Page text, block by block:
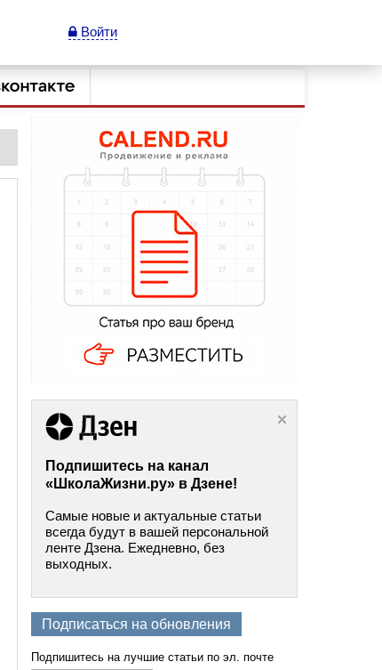
Войти
Подпишитесь на канал
«ШколаЖизни.ру» в Дзене!
Самые новые и актуальные статьи
всегда будут в вашей персональной
ленте Дзена. Ежедневно, без
выходных.
Подписаться на обновления
Подпишитесь на лучшие статьи по эл. почте